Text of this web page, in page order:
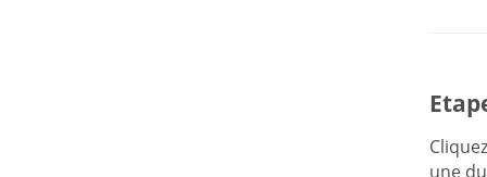
une